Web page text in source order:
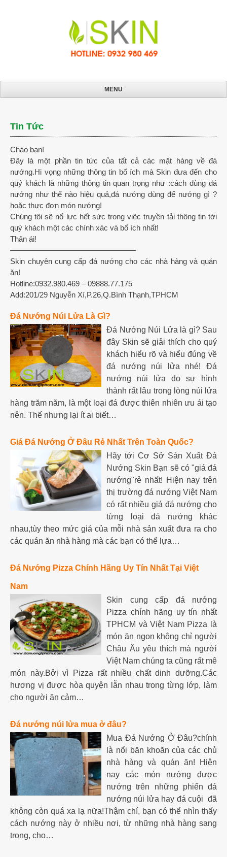
MENU
Tin Tức
Chào bạn!
Đây là một phần tin tức của tất cả các mặt hàng về đá
nướng.Hi vọng những thông tin bổ ích mà Skin đưa đến cho
quý khách là những thông tin quan trọng như :cách dùng đá
nướng như thế nào hiệu quả,đá nướng dùng để nướng gì ?
hoặc thực đơn món nướng!
Chúng tôi sẽ nổ lực hết sức trong việc truyền tải thông tin tới
quý khách một các chính xác và bổ ích nhất!
Thân ái!
————————————————–
Skin chuyên cung cấp đá nướng cho các nhà hàng và quán
ăn!
Hotline:0932.980.469 – 09888.77.175
Add:201/29 Nguyễn Xí,P.26,Q.Bình Thạnh,TPHCM
Đá Nướng Núi Lửa Là Gì?
Đá Nướng Núi Lửa là gì? Sau
đây Skin sẽ giải thích cho quý
khách hiểu rõ và hiểu đúng về
đá nướng núi lửa nhé! Đá
nướng núi lửa do sự hình
thành rất lâu trong lòng núi lửa
hàng trăm năm, là một loại đá được thiên nhiên ưu ái tạo
nên. Thế nhưng lại ít ai biết…
Giá Đá Nướng Ở Đâu Rẻ Nhất Trên Toàn Quốc?
Hãy tới Cơ Sở Sản Xuất Đá
Nướng Skin Bạn sẽ có "giá đá
nướng"rẻ nhất! Hiện nay trên
thị trường đá nướng Việt Nam
có rất nhiều giá đá nướng cho
từng loại đá nướng khác
nhau,tùy theo mức giá của mỗi nhà sản xuất đưa ra cho
các quán ăn nhà hàng mà các bạn có thể lựa…
Đá Nướng Pizza Chính Hãng Uy Tín Nhất Tại Việt
Nam
Skin cung cấp đá nướng
Pizza chính hãng uy tín nhất
TPHCM và Việt Nam Pizza là
món ăn ngon không chỉ người
Châu Âu yêu thích mà người
Việt Nam chúng ta cũng rất mê
món này.Bởi vì Pizza rất nhiều chất dinh dưỡng.Các
hương vị được hòa quyện lẫn nhau trong từng lớp, làm
cho người ăn cảm…
Đá nướng núi lửa mua ở đâu?
Mua Đá Nướng Ở Đâu?chính
là nổi băn khoăn của các chủ
nhà hàng và quán ăn! Hiện
nay các món nướng được
nướng trên những phiến đá
nướng núi lửa hay đá cuội đã
không còn quá xa lạ nữa!Thậm chí, bạn có thể nhìn thấy
cách nướng này ở nhiều nơi, từ những nhà hàng sang
trọng, cho…